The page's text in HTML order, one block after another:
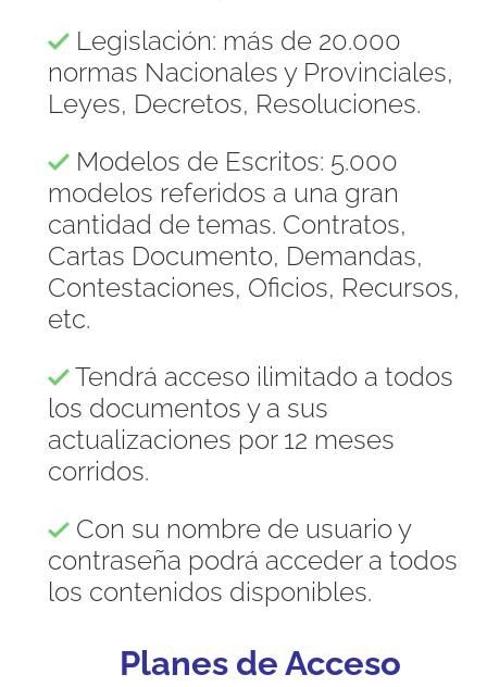
Legislación: más de 20.000
normas Nacionales y Provinciales,
Leyes, Decretos, Resoluciones.
Modelos de Escritos: 5.000
modelos referidos a una gran
cantidad de temas. Contratos,
Cartas Documento, Demandas,
Contestaciones, Oficios, Recursos,
etc.
Tendrá acceso ilimitado a todos
los documentos y a sus
actualizaciones por 12 meses
corridos.
Con su nombre de usuario y
contraseña podrá acceder a todos
los contenidos disponibles.
Planes de Acceso